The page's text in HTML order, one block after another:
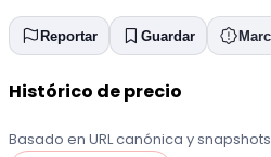
Reportar Guardar
Histórico de precio
Basado en URL canónica y